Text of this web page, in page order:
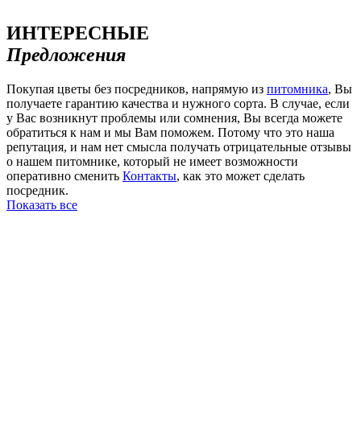
ИНТЕРЕСНЫЕ
Предложения
Покупая цветы без посредников, напрямую из питомника, Вы
получаете гарантию качества и нужного сорта. В случае, если
у Вас возникнут проблемы или сомнения, Вы всегда можете
обратиться к нам и мы Вам поможем. Потому что это наша
репутация, и нам нет смысла получать отрицательные отзывы
о нашем питомнике, который не имеет возможности
оперативно сменить Контакты, как это может сделать
посредник.
Показать все